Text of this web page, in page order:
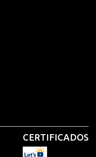
CERTIFICADOS